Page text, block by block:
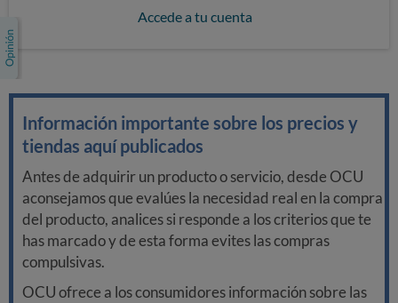
Accede a tu cuenta
Información importante sobre los precios y
tiendas aquí publicados
Antes de adquirir un producto o servicio, desde OCU
aconsejamos que evalúes la necesidad real en la compra
del producto, analices si responde a los criterios que te
has marcado y de esta forma evites las compras
compulsivas.
OCU ofrece a los consumidores información sobre las